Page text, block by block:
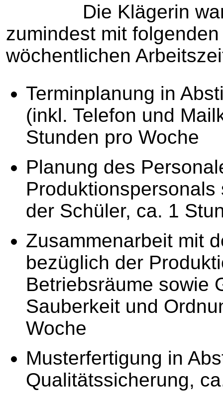
Die Klägerin war
zumindest mit
wöchentlichen
Terminplanung in
(inkl. Telefon und
Stunden pro Woche
Planung des
der Schüler, ca. 1
Zusammenarbeit mit
bezüglich der
Betriebsräume sowie
Sauberkeit und
Woche
Musterfertigung in
Qualitätssicherung,